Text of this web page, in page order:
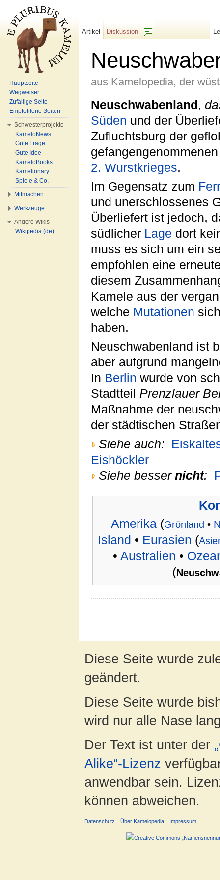
aus Kamelopedia, der
Neuschwabenland,
Süden und der
Zufluchtsburg der
2. Wurstkrieges.
Im Gegensatz zum
und unerschlossenes
Überliefert ist jedoch,
südlicher Lage dort
muss es sich um ein
empfohlen eine
diesem
Kamele aus der
welche Mutationen
haben.
Neuschwabenland ist
aber aufgrund
In Berlin wurde von
Stadtteil Prenzlauer
Maßnahme der
der städtischen
Siehe auch:
Eishöckler
Siehe besser nicht:
Amerika (Grönland •
Island • Eurasien (
• Australien •
(
Artikel
Diskussion
Hauptseite
Wegweiser
Zufällige Seite
Empfohlene Seiten
Schwesterprojekte
KameloNews
Gute Frage
Gute Idee
KameloBooks
Kamelionary
Spiele & Co.
Mitmachen
Werkzeuge
Andere Wikis
Wikipedia (de)
Diese Seite wurde
geändert.
Diese Seite wurde
wird nur alle Nase
Der Text ist unter der
Alike“-Lizenz
anwendbar sein.
können abweichen.
Datenschutz Über Kamelopedia Impressum